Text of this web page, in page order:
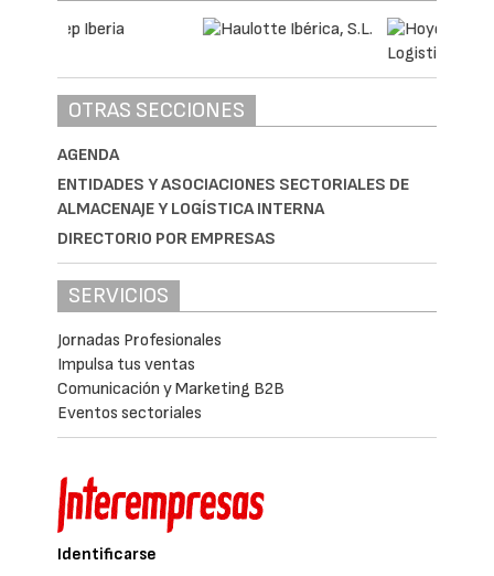
OTRAS SECCIONES
AGENDA
ENTIDADES Y ASOCIACIONES SECTORIALES DE
ALMACENAJE Y LOGÍSTICA INTERNA
DIRECTORIO POR EMPRESAS
SERVICIOS
Jornadas Profesionales
Impulsa tus ventas
Comunicación y Marketing B2B
Eventos sectoriales
Identificarse